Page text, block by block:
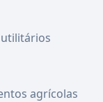
agrícolas